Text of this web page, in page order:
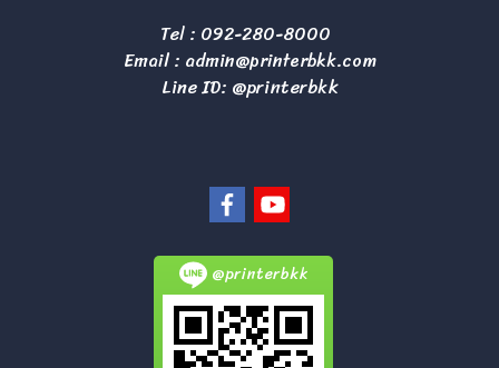
Tel : 092-280-8000
Email : admin@printerbkk.com
Line ID: @printerbkk
@printerbkk